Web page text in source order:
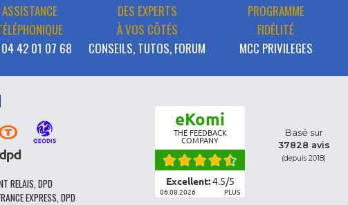
ASSISTANCE
04 42 01 07 68
DES EXPERTS
À VOS CÔTÉS
CONSEILS, TUTOS, FORUM
PROGRAMME
FIDÉLITÉ
MCC PRIVILEGES
RELAIS, DPD
EXPRESS, DPD
eKomi
THE FEEDBACK
COMPANY
Excellent:4.5/5
06.08.2026 PLUS
Basé sur
37828 avis
(depuis 2018)